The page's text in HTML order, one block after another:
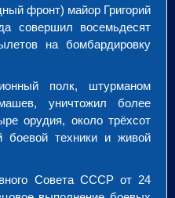
фронт) майор Григорий
совершил восемьдесят
на бомбардировку
полк, штурманом
уничтожил более
орудия, около трёхсот
боевой техники и живой
Совета СССР от 24